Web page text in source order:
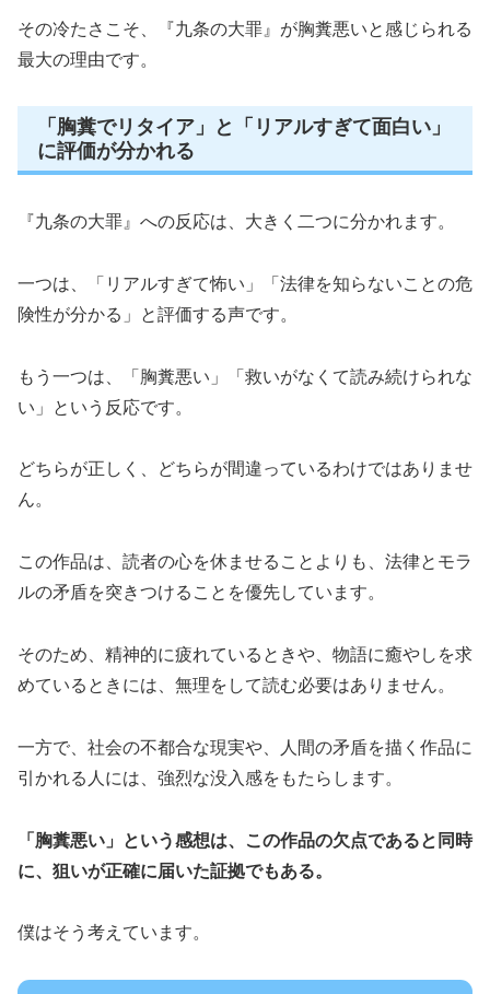
その冷たさこそ、『九条の大罪』が胸糞悪いと感じられる
最大の理由です。
「胸糞でリタイア」と「リアルすぎて面白い」
に評価が分かれる
『九条の大罪』への反応は、大きく二つに分かれます。
一つは、「リアルすぎて怖い」「法律を知らないことの危
険性が分かる」と評価する声です。
もう一つは、「胸糞悪い」「救いがなくて読み続けられな
い」という反応です。
どちらが正しく、どちらが間違っているわけではありませ
ん。
この作品は、読者の心を休ませることよりも、法律とモラ
ルの矛盾を突きつけることを優先しています。
そのため、精神的に疲れているときや、物語に癒やしを求
めているときには、無理をして読む必要はありません。
一方で、社会の不都合な現実や、人間の矛盾を描く作品に
引かれる人には、強烈な没入感をもたらします。
「胸糞悪い」という感想は、この作品の欠点であると同時
に、狙いが正確に届いた証拠でもある。
僕はそう考えています。